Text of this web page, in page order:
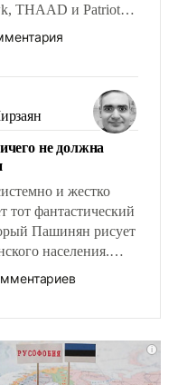
THAAD и Patriot
более трех
небольшая война с
ситуация
многолетний период
США, например,
не должна
и жестко
тот фантастический
Пашинян рисует
населения.
будут безусловно
и где
свои поступки не